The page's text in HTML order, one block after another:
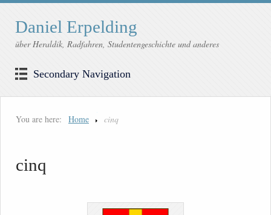
Daniel Erpelding
über Heraldik, Radfahren, Studentengeschichte und anderes
Secondary Navigation
You are here: Home cinq
cinq